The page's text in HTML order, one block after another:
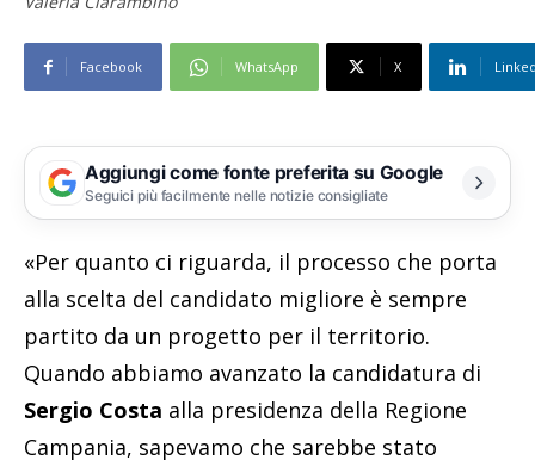
Facebook WhatsApp X
Aggiungi come fonte preferita su Google
Seguici più facilmente nelle notizie consigliate
«Per quanto ci riguarda, il processo che porta
alla scelta del candidato migliore è sempre
partito da un progetto per il territorio.
Quando abbiamo avanzato la candidatura di
Sergio Costa alla presidenza della Regione
Campania, sapevamo che sarebbe stato